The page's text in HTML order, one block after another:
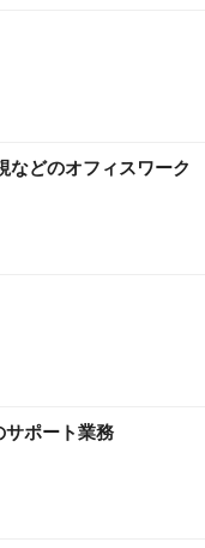
などのオフィスワーク
ポート業務